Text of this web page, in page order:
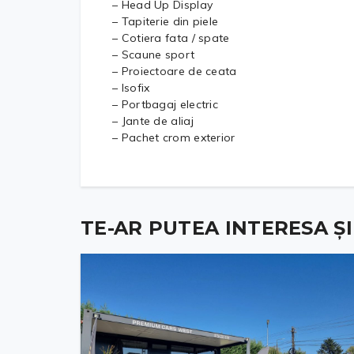
– Head Up Display
– Tapiterie din piele
– Cotiera fata / spate
– Scaune sport
– Proiectoare de ceata
– Isofix
– Portbagaj electric
– Jante de aliaj
– Pachet crom exterior
TE-AR PUTEA INTERESA